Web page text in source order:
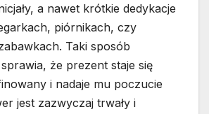
a nawet krótkie dedykacje
piórnikach, czy
Taki sposób
że prezent staje się
i nadaje mu poczucie
jest zazwyczaj trwały i